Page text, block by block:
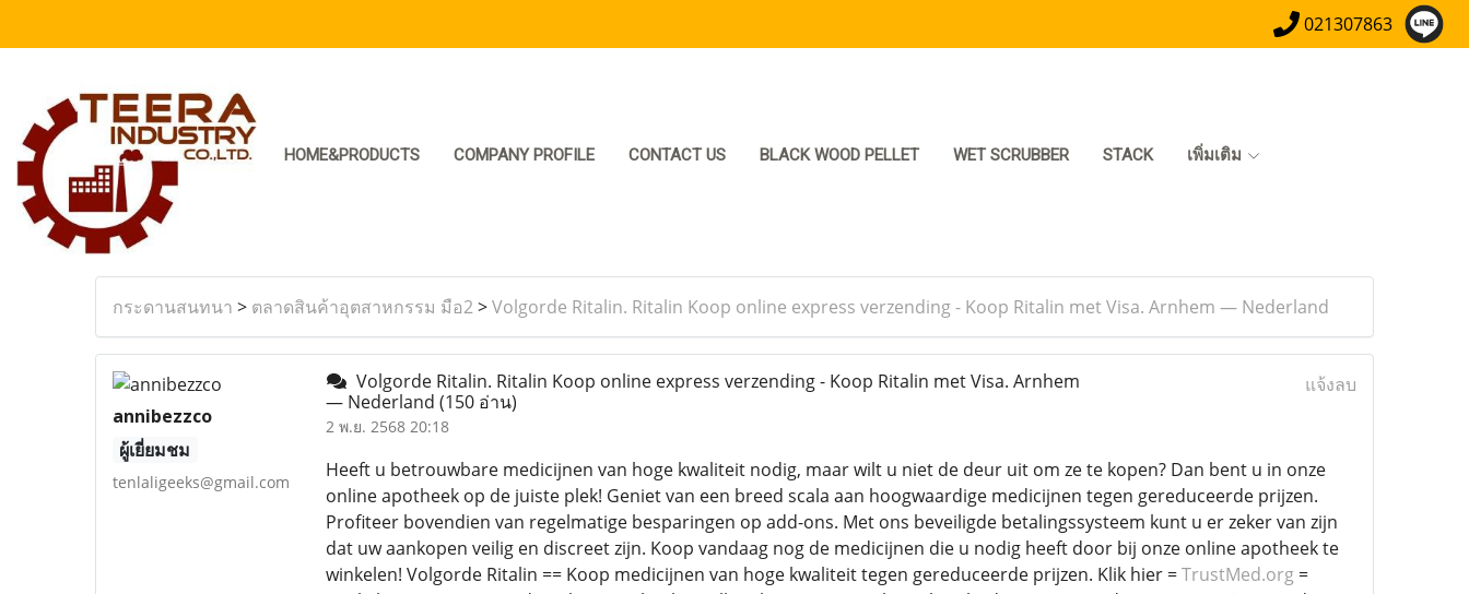
021307863
HOME&PRODUCTS COMPANY PROFILE CONTACT US BLACK WOOD PELLET WET SCRUBBER STACK เพิ่มเติม
กระดานสนทนา > ตลาดสินค้าอุตสาหกรรม มือ2>Volgorde Ritalin. Ritalin Koop online express verzending - Koop Ritalin met Visa. Arnhem — Nederland
annibezzco
ผู้เยี่ยมชม
tenlaligeeks@gmail.com
Volgorde Ritalin. Ritalin Koop online express verzending - Koop Ritalin met Visa. Arnhem
— Nederland (150 อ่าน)
2 พ.ย. 2568 20:18
แจ้งลบ
Heeft u betrouwbare medicijnen van hoge kwaliteit nodig, maar wilt u niet de deur uit om ze te kopen? Dan bent u in onze
online apotheek op de juiste plek! Geniet van een breed scala aan hoogwaardige medicijnen tegen gereduceerde prijzen.
Profiteer bovendien van regelmatige besparingen op add-ons. Met ons beveiligde betalingssysteem kunt u er zeker van zijn
dat uw aankopen veilig en discreet zijn. Koop vandaag nog de medicijnen die u nodig heeft door bij onze online apotheek te
winkelen! Volgorde Ritalin == Koop medicijnen van hoge kwaliteit tegen gereduceerde prijzen. Klik hier =TrustMed.org=